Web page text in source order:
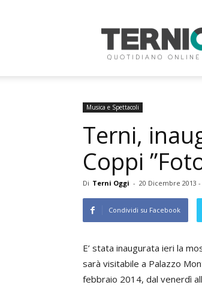
Oggi
Musica e Spettacoli
Terni,
Coppi
Di Terni Oggi - 20 Dicembre 2013
Condividi su Facebook
E’ stata inaugurata ieri la
sarà visitabile a Palazzo
febbraio 2014, dal venerdì